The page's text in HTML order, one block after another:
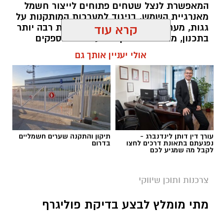
המאפשרת לנצל שטחים פתוחים לייצור חשמל
מאנרגיית השמש. בניגוד למערכות המותקנות על
גגות, מערכת קרקעית מעניקה גמישות רבה יותר
בתכנון, מאפשרת התקנת מערכות בהספקים
גבוהים ומקלה על ביצוע תחזוקה שוטפת.
במקביל, העלייה במודעות לניהול אנרגיה יעיל
הובילה לכך שיותר פרויקטים משלבים כבר בשלב
התכנון גם פתרונות אגירה, במטרה להפיק ערך
גבוה יותר מהחשמל המיוצר. השילוב בין ייצור
חשמל לבין אגירת אנרגיה הופך את המערכת
לגמישה יותר ומאפשר להתאים אותה לצרכים
המשתנים של העסק לאורך השנים.
תוכן שיווקי / 10:30 09.08.26
קרא עוד
אולי יעניין אותך גם
עורך דין דותן לינדנברג -
נפגעתם בתאונת דרכים לחצו
לקבל מה שמגיע לכם
תיקון והתקנה שערים חשמליים
בדרום
צרכנות ותוכן שיווקי
מתי מומלץ לבצע בדיקת פוליגרף